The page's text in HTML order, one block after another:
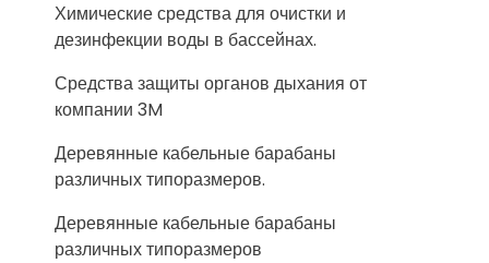
Химические средства для очистки и
дезинфекции воды в бассейнах.
Средства защиты органов дыхания от
компании 3M
Деревянные кабельные барабаны
различных типоразмеров.
Деревянные кабельные барабаны
различных типоразмеров